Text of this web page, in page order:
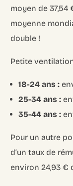
moyen de 37,54
moyenne
double !
Petite
18-24 ans :
25-34 ans :
35-44 ans :
Pour un autre
d’un taux de
environ 24,93 €